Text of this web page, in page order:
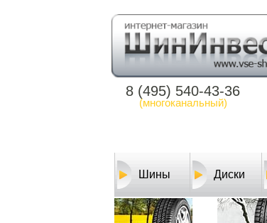
8 (495) 540-43-36
(многоканальный)
Шины Диски